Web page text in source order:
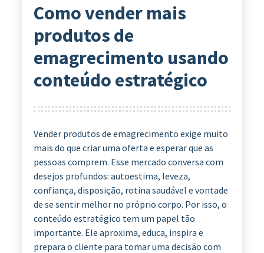
Como vender mais
produtos de
emagrecimento usando
conteúdo estratégico
Vender produtos de emagrecimento exige muito
mais do que criar uma oferta e esperar que as
pessoas comprem. Esse mercado conversa com
desejos profundos: autoestima, leveza,
confiança, disposição, rotina saudável e vontade
de se sentir melhor no próprio corpo. Por isso, o
conteúdo estratégico tem um papel tão
importante. Ele aproxima, educa, inspira e
prepara o cliente para tomar uma decisão com